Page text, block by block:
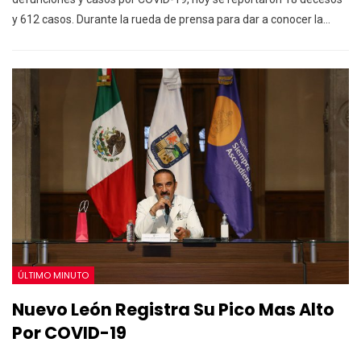
y 612 casos. Durante la rueda de prensa para dar a conocer la…
ÚLTIMO MINUTO
Nuevo León Registra Su Pico Mas Alto
Por COVID-19